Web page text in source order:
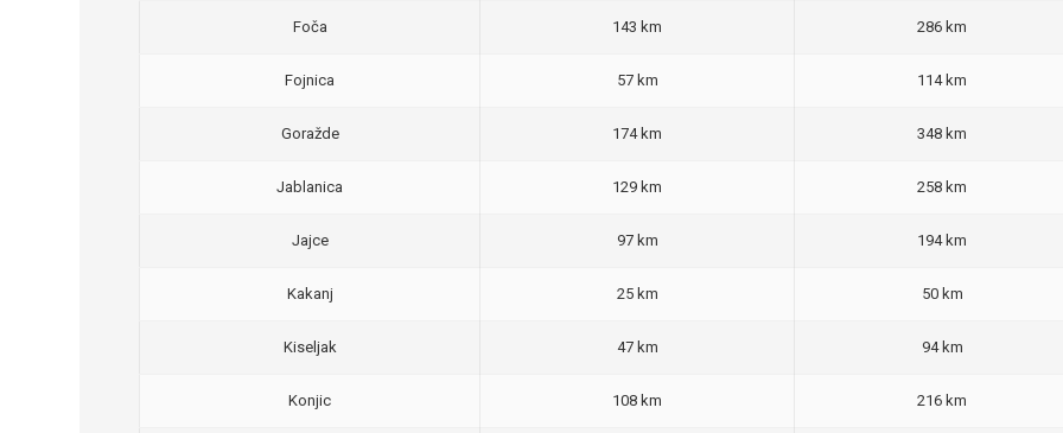
Foča 143 km 286 km
Fojnica 57 km 114 km
Goražde 174 km 348 km
Jablanica 129 km 258 km
Jajce 97 km 194 km
Kakanj 25 km 50 km
Kiseljak 47 km 94 km
Konjic 108 km 216 km